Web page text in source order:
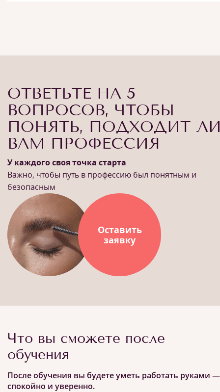
ОТВЕТЬТЕ НА 5
ВОПРОСОВ, ЧТОБЫ
ПОНЯТЬ, ПОДХОДИТ
ВАМ ПРОФЕССИЯ
У каждого своя точка старта
Важно, чтобы путь в профессию был понятным и
безопасным
Оставить
заявку
Что вы сможете после
обучения
После обучения вы будете уметь работать руками —
спокойно и уверенно.